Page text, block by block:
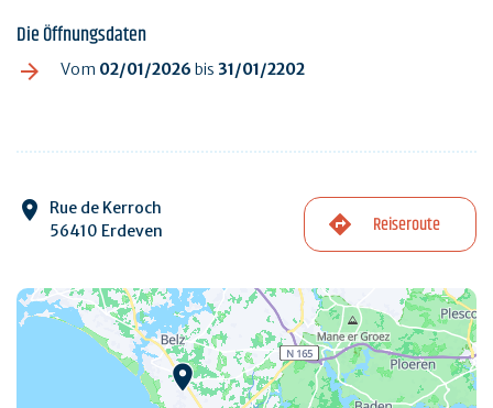
Die Öffnungsdaten
Vom 02/01/2026 bis 31/01/2202
Rue de Kerroch
56410 Erdeven
Reiseroute